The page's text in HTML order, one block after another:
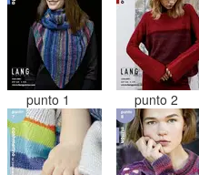
punto 1 punto 2